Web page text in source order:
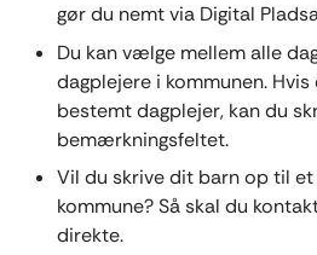
gør du nemt via Digital
Du kan vælge mellem alle
dagplejere i kommunen.
bestemt dagplejer, kan du
bemærkningsfeltet.
Vil du skrive dit barn op til
kommune? Så skal du
direkte.